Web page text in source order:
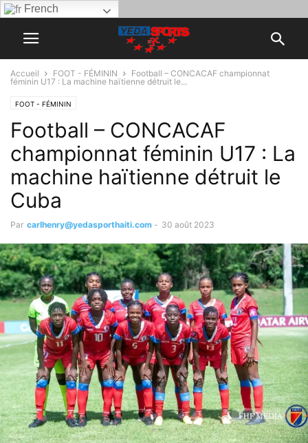
French
Accueil FOOT - FÉMININ
Football – CONCACAF championnat
féminin U17 : La machine haïtienne détruit le...
FOOT - FÉMININ
Football – CONCACAF
championnat féminin U17 : La
machine haïtienne détruit le
Cuba
Par carlhenry@yedasporthaiti.com - 30 août 2023